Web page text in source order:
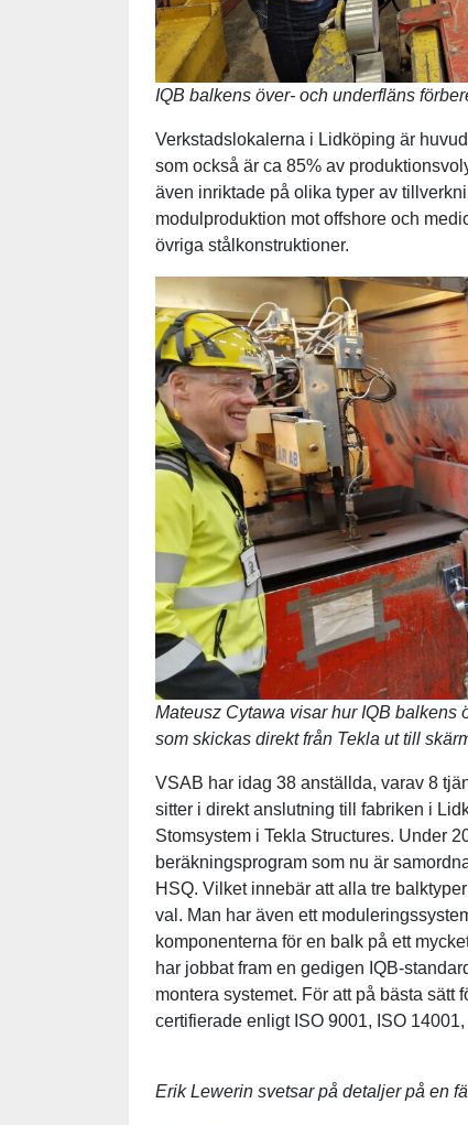
IQB balkens över- och underfläns
Verkstadslokalerna i Lidköping är
som också är ca 85% av
även inriktade på olika typer av
modulproduktion mot offshore och
övriga stålkonstruktioner.
Mateusz Cytawa visar hur IQB balkens
som skickas direkt från Tekla ut till
VSAB har idag 38 anställda, varav 8
sitter i direkt anslutning till fabriken i
Stomsystem i Tekla Structures. Under
beräkningsprogram som nu är
HSQ. Vilket innebär att alla tre
val. Man har även ett
komponenterna för en balk på ett
har jobbat fram en gedigen IQB-
montera systemet. För att på bästa
certifierade enligt ISO 9001, ISO
Erik Lewerin svetsar på detaljer på en